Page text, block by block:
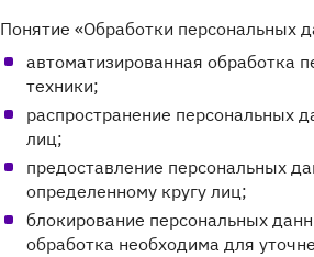
Понятие «Обработки персональных
автоматизированная обработка
техники;
распространение персональных
лиц;
предоставление персональных
определенному кругу лиц;
блокирование персональных
обработка необходима для